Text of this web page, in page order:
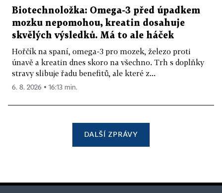
Biotechnoložka: Omega-3 před úpadkem
mozku nepomohou, kreatin dosahuje
skvělých výsledků. Má to ale háček
Hořčík na spaní, omega-3 pro mozek, železo proti
únavě a kreatin dnes skoro na všechno. Trh s doplňky
stravy slibuje řadu benefitů, ale které z...
6. 8. 2026 ▪ 16:13 min.
DALŠÍ ZPRÁVY